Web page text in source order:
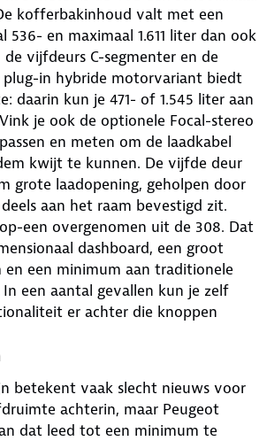
kofferbakinhoud valt met een
536- en maximaal 1.611 liter dan ook
vijfdeurs C-segmenter en de
plug-in hybride motorvariant biedt
daarin kun je 471- of 1.545 liter aan
je ook de optionele Focal-stereo
en meten om de laadkabel
kwijt te kunnen. De vijfde deur
grote laadopening, geholpen door
aan het raam bevestigd zit.
een overgenomen uit de 308. Dat
dashboard, een groot
een minimum aan traditionele
een aantal gevallen kun je zelf
er achter die knoppen
betekent vaak slecht nieuws voor
achterin, maar Peugeot
dat leed tot een minimum te